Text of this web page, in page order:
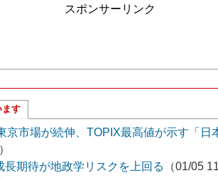
スポンサーリンク
ます
京市場が続伸、TOPIX最高値が示す「日
期待が地政学リスクを上回る
（01/05